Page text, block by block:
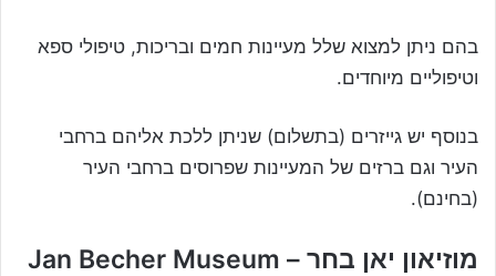
בהם ניתן למצוא שלל מעיינות חמים ובריכות, טיפולי ספא
וטיפוליים מיוחדים.
בנוסף יש גייזרים (בתשלום) שניתן ללכת אליהם ברחבי
העיר וגם ברזים של המעיינות שפרוסים ברחבי העיר
(בחינם).
מוזיאון יאן בחר – Jan Becher Museum